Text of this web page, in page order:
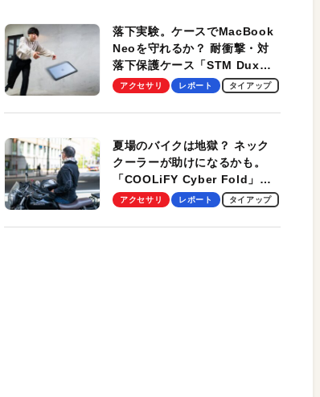
落下実験。ケースでMacBook
Neoを守れるか？ 耐衝撃・対
落下保護ケース「STM Dux
Ultra」を検証。学生、ビジネ
適！
アクセサリ レポート タイアップ
夏場のバイクは地獄？ ネック
クーラーが助けになるかも。
「COOLiFY Cyber Fold」レ
ビュー。冷却の速さ、密着する
性がグッド！
アクセサリ レポート タイアップ